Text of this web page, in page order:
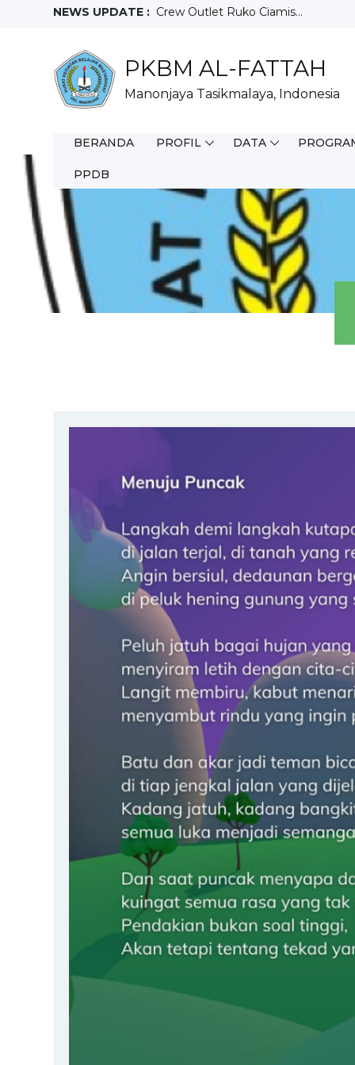
NEWS UPDATE : Crew Outlet Ruko Ciamis...
Full Time WFO...
Staff Purchacing...
Salesman Mix...
Juara 3 Olimpiade Sains Nasional
PKBM AL-FATTAH
Manonjaya Tasikmalaya, Indonesia
BERANDA PROFIL DATA
PPDB